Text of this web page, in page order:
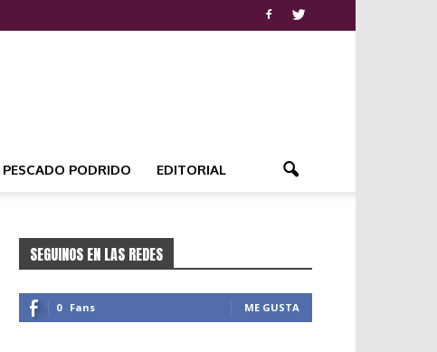
PESCADO PODRIDO EDITORIAL
SEGUINOS EN LAS REDES
0 Fans ME GUSTA